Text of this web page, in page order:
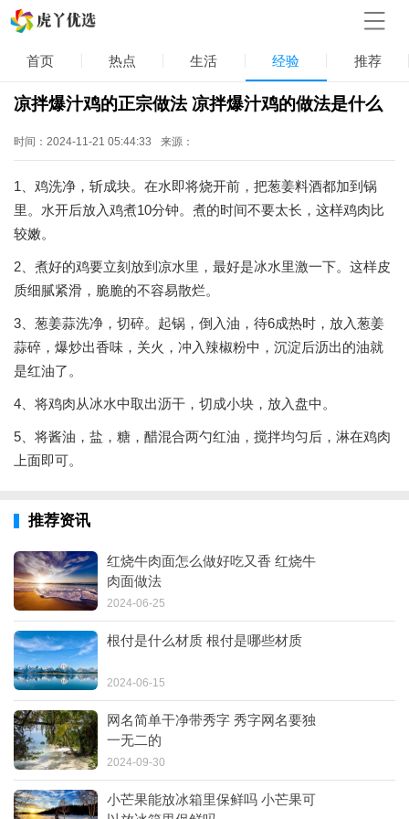
首页 热点 生活 经验 推荐
凉拌爆汁鸡的正宗做法 凉拌爆汁鸡的做法是什么
时间：2024-11-21 05:44:33 来源：
1、鸡洗净，斩成块。在水即将烧开前，把葱姜料酒都加到锅
里。水开后放入鸡煮10分钟。煮的时间不要太长，这样鸡肉比
较嫩。
2、煮好的鸡要立刻放到凉水里，最好是冰水里激一下。这样皮
质细腻紧滑，脆脆的不容易散烂。
3、葱姜蒜洗净，切碎。起锅，倒入油，待6成热时，放入葱姜
蒜碎，爆炒出香味，关火，冲入辣椒粉中，沉淀后沥出的油就
是红油了。
4、将鸡肉从冰水中取出沥干，切成小块，放入盘中。
5、将酱油，盐，糖，醋混合两勺红油，搅拌均匀后，淋在鸡肉
上面即可。
推荐资讯
红烧牛肉面怎么做好吃又香 红烧牛
肉面做法
2024-06-25
根付是什么材质 根付是哪些材质
2024-06-15
网名简单干净带秀字 秀字网名要独
一无二的
2024-09-30
小芒果能放冰箱里保鲜吗 小芒果可